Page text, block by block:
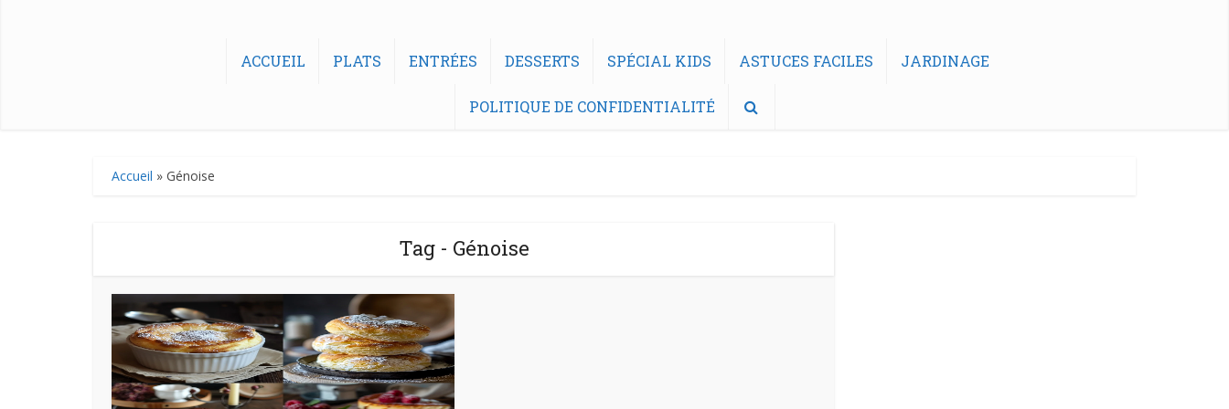
ACCUEIL PLATS ENTRÉES DESSERTS SPÉCIAL KIDS ASTUCES FACILES JARDINAGE
POLITIQUE DE CONFIDENTIALITÉ
Accueil » Génoise
Tag - Génoise